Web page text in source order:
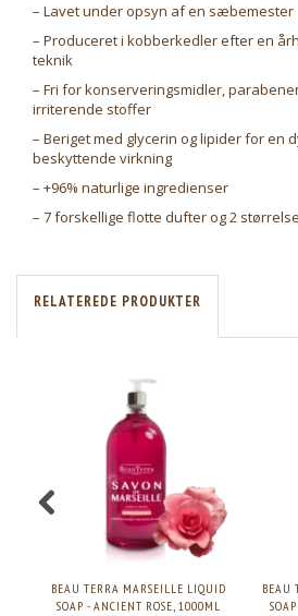
– Lavet under opsyn af en sæbemester
– Produceret i kobberkedler efter en
teknik
– Fri for konserveringsmidler,
irriterende stoffer
– Beriget med glycerin og lipider for en
beskyttende virkning
– +96% naturlige ingredienser
– 7 forskellige flotte dufter og 2
RELATEREDE PRODUKTER
BEAU TERRA MARSEILLE LIQUID
SOAP - ANCIENT ROSE, 1000ML
BEAU